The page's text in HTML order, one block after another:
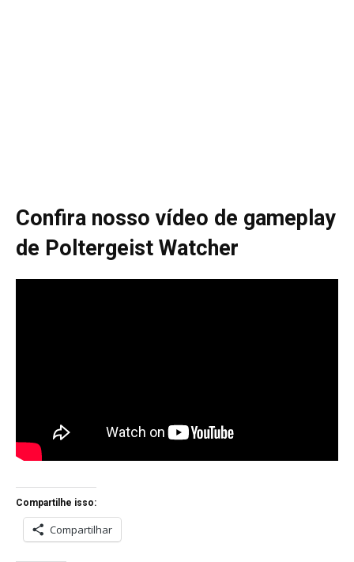
Confira nosso vídeo de gameplay
de Poltergeist Watcher
Compartilhe isso:
Compartilhar